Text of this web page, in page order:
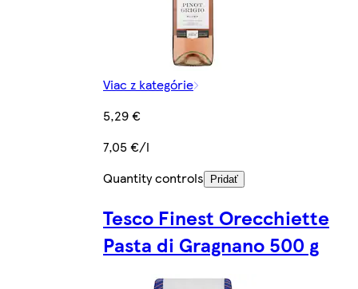
Viac z kategórie
5,29 €
7,05 €/l
Quantity controls
Pridať
Tesco Finest Orecchiette
Pasta di Gragnano 500 g